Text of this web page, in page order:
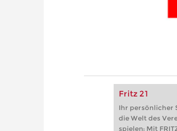
Fritz 21
Ihr persönlicher
die Welt des
spielen: Mit